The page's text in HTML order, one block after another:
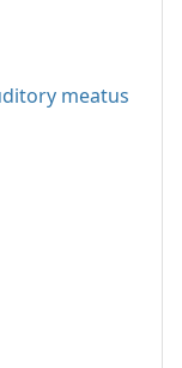
meatus